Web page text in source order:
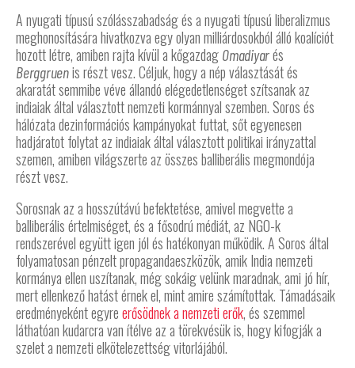
A nyugati típusú szólásszabadság és a nyugati típusú liberalizmus
meghonosítására hivatkozva egy olyan milliárdosokból álló koalíciót
hozott létre, amiben rajta kívül a kőgazdag Omadiyarés
Berggruenis részt vesz. Céljuk, hogy a nép választását és
akaratát semmibe véve állandó elégedetlenséget szítsanak az
indiaiak által választott nemzeti kormánnyal szemben. Soros és
hálózata dezinformációs kampányokat futtat, sőt egyenesen
hadjáratot folytat az indiaiak által választott politikai irányzattal
szemen, amiben világszerte az összes balliberális megmondója
részt vesz.
Sorosnak az a hosszútávú befektetése, amivel megvette a
balliberális értelmiséget, és a fősodrú médiát, az NGO-k
rendszerével együtt igen jól és hatékonyan működik. A Soros által
folyamatosan pénzelt propagandaeszközök, amik India nemzeti
kormánya ellen uszítanak, még sokáig velünk maradnak, ami jó hír,
mert ellenkező hatást érnek el, mint amire számítottak. Támadásaik
eredményeként egyreerősödnek a nemzeti erők, és szemmel
láthatóan kudarcra van ítélve az a törekvésük is, hogy kifogják a
szelet a nemzeti elkötelezettség vitorlájából.